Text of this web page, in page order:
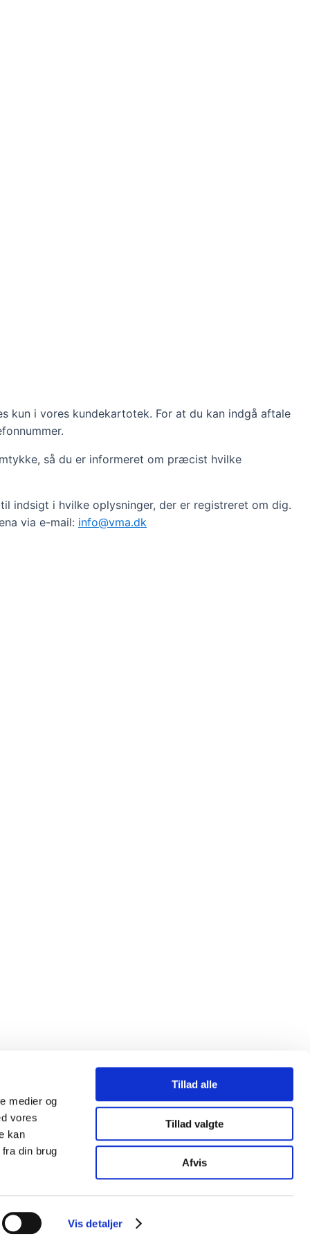
medier og
vores
kan
din brug
Vis detaljer
Tillad alle
Tillad valgte
Afvis
kun i vores kundekartotek. For at du kan indgå aftale
så du er informeret om præcist hvilke
indsigt i hvilke oplysninger, der er registreret om dig.
via e-mail: info@vma.dk